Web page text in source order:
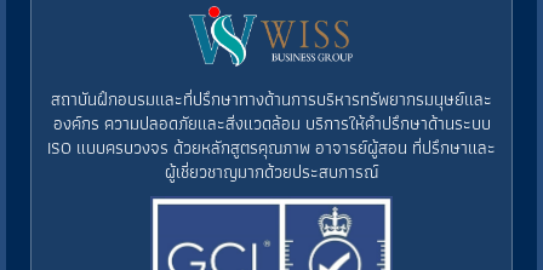
สถาบันฝึกอบรมและที่ปรึกษาทางด้านการบริหารทรัพยากรมนุษย์และ
องค์กร ความปลอดภัยและสิ่งแวดล้อม บริการให้คำปรึกษาด้านระบบ
ISO แบบครบวงจร ด้วยหลักสูตรคุณภาพ อาจารย์ผู้สอน ที่ปรึกษาและ
ผู้เชี่ยวชาญมากด้วยประสบการณ์